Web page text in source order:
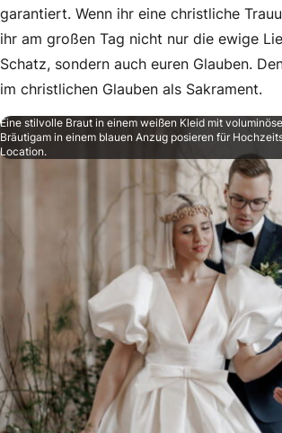
garantiert. Wenn ihr eine christliche
ihr am großen Tag nicht nur die ewige
Schatz, sondern auch euren Glauben.
im christlichen Glauben als Sakrament.
Eine stilvolle Braut in einem weißen Kleid mit
Bräutigam in einem blauen Anzug posieren für
Location.